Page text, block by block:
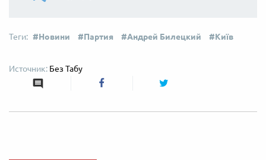
Новини Партия Андрей Билецкий Київ
Без Табу